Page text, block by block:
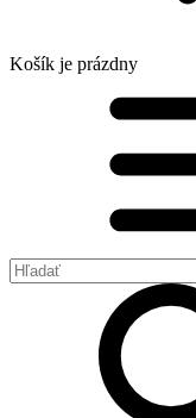
Košík je prázdny